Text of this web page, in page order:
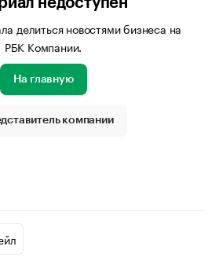
Личный архив компании
недоступен
делиться новостями бизнеса на
РБК Компании.
На главную
компании